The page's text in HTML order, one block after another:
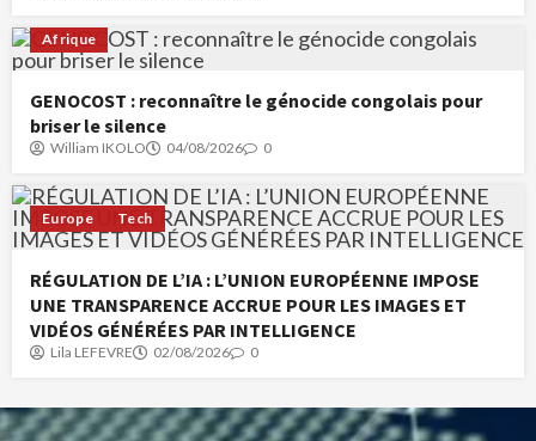
Afrique
GENOCOST : reconnaître le génocide congolais pour
briser le silence
William IKOLO 04/08/2026 0
Europe Tech
RÉGULATION DE L’IA : L’UNION EUROPÉENNE IMPOSE
UNE TRANSPARENCE ACCRUE POUR LES IMAGES ET
VIDÉOS GÉNÉRÉES PAR INTELLIGENCE
Lila LEFEVRE 02/08/2026 0